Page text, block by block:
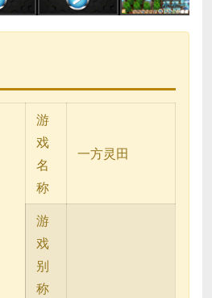
游
戏
名
称
一方灵田
游
戏
别
称